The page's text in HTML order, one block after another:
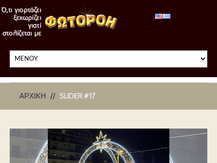
ΑΡΧΙΚΉ SLIDER #17